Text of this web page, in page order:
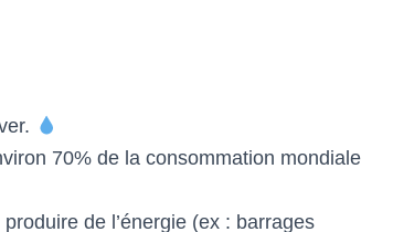
70% de la consommation mondiale
de l’énergie (ex : barrages